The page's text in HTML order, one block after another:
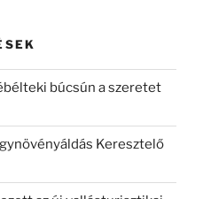
búcsún a szeretet
Keresztelő